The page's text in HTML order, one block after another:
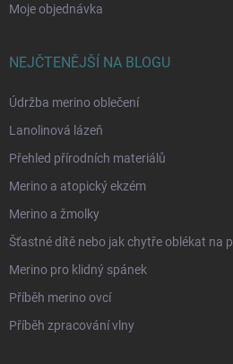
Moje objednávka
NEJČTENĚJŠÍ NA BLOGU
Údržba merino oblečení
Lanolinová lázeň
Přehled přírodních materiálů
Merino a atopický ekzém
Merino a žmolky
Šťastné dítě nebo jak chytře oblékat na
Merino pro klidný spánek
Příběh merino ovcí
Příběh zpracování vlny